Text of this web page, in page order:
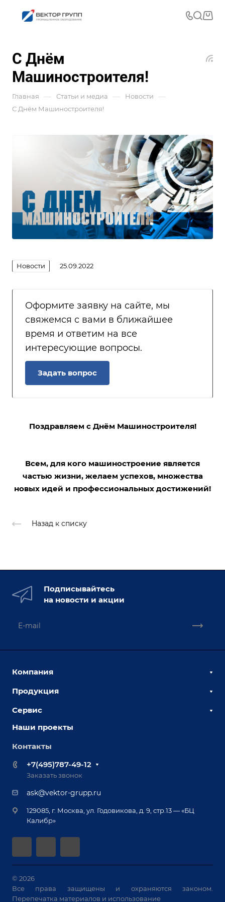
С Днём
Машиностроителя!
Главная — Статьи и медиа — Новости —
С Днём Машиностроителя!
Новости 25.09.2022
Оформите заявку на сайте, мы
свяжемся с вами в ближайшее
время и ответим на все
интересующие вопросы.
Задать вопрос
Поздравляем с Днём Машиностроителя!
Всем, для кого машиностроение является
частью жизни, желаем успехов, множества
новых идей и профессиональных достижений!
Назад к списку
Подписывайтесь
на новости и акции
Компания
О компании
Выставки и мероприятия
Вопрос ответ
Реквизиты
Документы
Продукция
Сборочно-сварочные столы
Оснастка для сварочных столов
Оборудование для приварки крепежа
Приварной крепеж
Специализированные решения для сварки
Позиционеры и вращатели
Машины контактной сварки
Универсальные зажимы
Сервис
Сервисное обслуживание
Обучение
Лизинг
Гарантия
автоматизации
Наши проекты
Контакты
+7(495)787-49-12
Заказать звонок
ask@vektor-grupp.ru
129085, г. Москва, ул. Годовикова, д. 9, стр.13 — «БЦ
Калибр»
© 2026
Все права защищены и охраняются законом.
Перепечатка материалов и использование